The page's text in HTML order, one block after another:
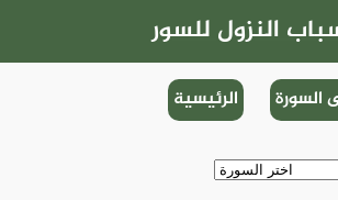
النزول للسور
الرئيسية السورة